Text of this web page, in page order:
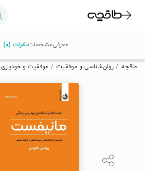
تخفیف از طاقچه دریافت کن.
طاقچه روان‌شناسی و موفقیت موفقیت و خودیاری
معرفیمشخصاتنظرات (۰)